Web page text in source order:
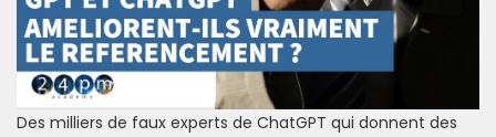
Des milliers de faux experts de ChatGPT qui donnent des